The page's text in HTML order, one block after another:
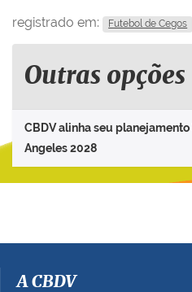
registrado em: Futebol de Cegos
Outras opções
CBDV alinha seu
Angeles 2028
A CBDV